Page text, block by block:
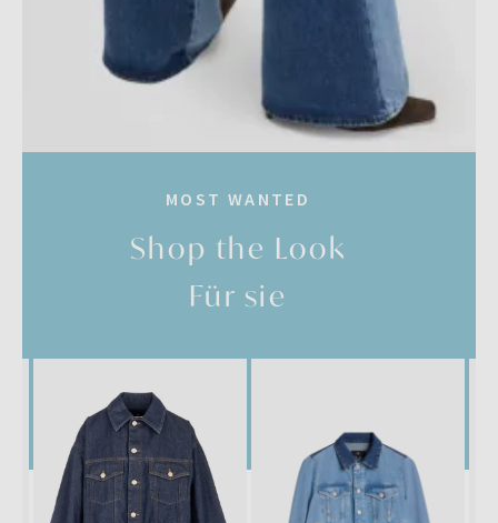
MOST WANTED
Shop the Look
Für sie